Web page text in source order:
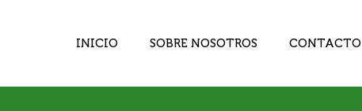
INICIO SOBRE NOSOTROS CONTACTO